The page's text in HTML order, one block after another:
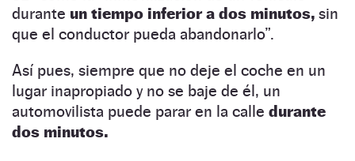
durante un tiempo inferior a dos minutos, sin
que el conductor pueda abandonarlo”.
Así pues, siempre que no deje el coche en un
lugar inapropiado y no se baje de él, un
automovilista puede parar en la calle durante
dos minutos.